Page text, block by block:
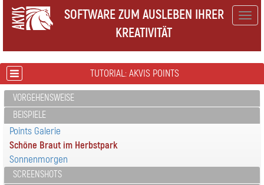
SOFTWARE ZUM AUSLEBEN IHRER
KREATIVITÄT
TUTORIAL: AKVIS POINTS
VORGEHENSWEISE
BEISPIELE
Points Galerie
Schöne Braut im Herbstpark
Sonnenmorgen
SCREENSHOTS